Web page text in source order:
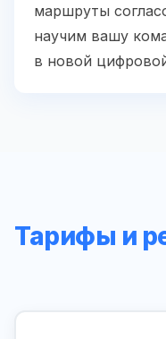
маршруты
научим вашу
в новой
Тарифы и